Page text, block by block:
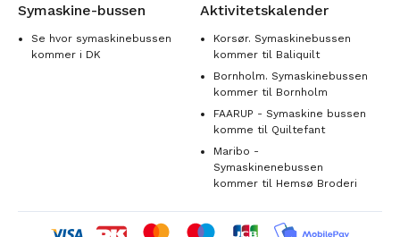
Symaskine-bussen
Se hvor symaskinebussen
kommer i DK
Aktivitetskalender
Korsør. Symaskinebussen
kommer til Baliquilt
Bornholm. Symaskinebussen
kommer til Bornholm
FAARUP - Symaskine bussen
komme til Quiltefant
Maribo -
Symaskinenebussen
kommer til Hemsø Broderi